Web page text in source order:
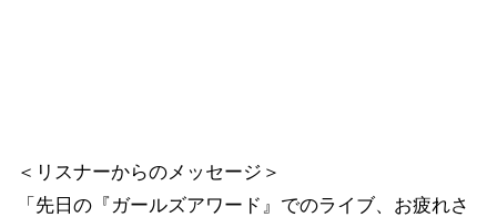
＜リスナーからのメッセージ＞
「先日の『ガールズアワード』でのライブ、お疲れさ